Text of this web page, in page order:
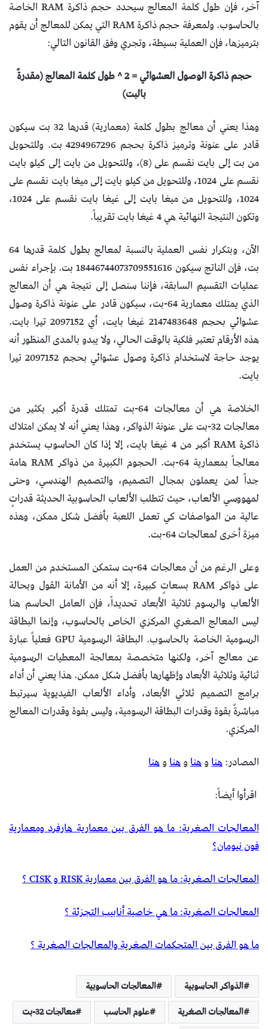
آخر، فإن طول كلمة المعالج سيحدد حجم ذاكرة RAM الخاصة
بالحاسوب. ولمعرفة حجم ذاكرة RAM التي يمكن للمعالج أن يقوم
بترميزها، فإن العملية بسيطة، وتجري وفق القانون التالي:
حجم ذاكرة الوصول العشوائي = 2 ^ طول كلمة المعالج (مقدرةً
بالبت)
وهذا يعني أن معالج بطول كلمة (معمارية) قدرها 32 بت سيكون
قادر على عنونة وترميز ذاكرة بحجم 4294967296 بت. وللتحويل
من بت إلى بايت نقسم على (8)، وللتحويل من بايت إلى كيلو بايت
نقسم على 1024، وللتحويل من كيلو بايت إلى ميغا بايت نقسم على
1024، وللتحويل من ميغا بايت إلى غيغا بايت نقسم على 1024،
وتكون النتيجة النهائية هي 4 غيغا بايت تقريباً.
الآن، وبتكرار نفس العملية بالنسبة لمعالج بطول كلمة قدرها 64
بت، فإن الناتج سيكون 18446744073709551616 بت. بإجراء نفس
عمليات التقسيم السابقة، فإننا سنصل إلى نتيجة هي أن المعالج
الذي يمتلك معمارية 64-بت، سيكون قادر على عنونة ذاكرة وصول
عشوائي بحجم 2147483648 غيغا بايت، أي 2097152 تيرا بايت.
هذه الأرقام تعتبر فلكية بالوقت الحالي، ولا يبدو بالمدى المنظور أنه
يوجد حاجة لاستخدام ذاكرة وصول عشوائي بحجم 2097152 تيرا
بايت.
الخلاصة هي أن معالجات 64-بت تمتلك قدرة أكبر بكثير من
معالجات 32-بت على عنونة الذواكر، وهذا يعني أنه لا يمكن امتلاك
ذاكرة RAM أكبر من 4 غيغا بايت، إلا إذا كان الحاسوب يستخدم
معالجاً بمعمارية 64-بت. الحجوم الكبيرة من ذواكر RAM هامة
جداً لمن يعملون بمجال التصميم، والتصميم الهندسي، وحتى
لمهووسي الألعاب، حيث تتطلب الألعاب الحاسوبية الحديثة قدراتٍ
عالية من المواصفات كي تعمل اللعبة بأفضل شكل ممكن، وهذه
ميزة أخرى لمعالجات 64-بت.
وعلى الرغم من أن معالجات 64-بت ستمكن المستخدم من العمل
على ذواكر RAM بسعاتٍ كبيرة، إلا أنه من الأمانة القول وبحالة
الألعاب والرسوم ثلاثية الأبعاد تحديداً، فإن العامل الحاسم هنا
ليس المعالج الصغري المركزي الخاص بالحاسوب، وإنما البطاقة
الرسومية الخاصة بالحاسوب. البطاقة الرسومية GPU فعلياً عبارة
عن معالج آخر، ولكنها متخصصة بمعالجة المعطيات الرسومية
ثنائية وثلاثية الأبعاد وإظهارها بأفضل شكل ممكن. هذا يعني أن أداء
برامج التصميم ثلاثي الأبعاد، وأداء الألعاب الفيديوية سيرتبط
مباشرةً بقوة وقدرات البطاقة الرسومية، وليس بقوة وقدرات المعالج
المركزي.
المصادر:هناوهناوهناوهنا
اقرأوا أيضاً:
المعالجات الصغرية: ما هو الفرق بين معمارية هارفرد ومعمارية
فون نيومان؟
المعالجات الصغرية: ما هو الفرق بين معمارية RISK و CISK ؟
المعالجات الصغرية: ما هي خاصية أنابيب التجزئة ؟
ما هو الفرق بين المتحكمات الصغرية والمعالجات الصغرية ؟
الذواكر الحاسوبية
المعالجات الحاسوبية
المعالجات الصغرية
علوم الحاسب
معالجات 32-بت